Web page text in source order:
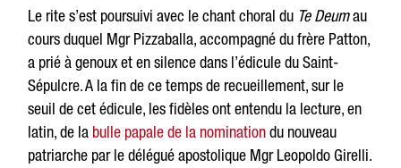
Le rite s’est poursuivi avec le chant choral du Te Deumau
cours duquel Mgr Pizzaballa, accompagné du frère Patton,
a prié à genoux et en silence dans l’édicule du Saint-
Sépulcre. A la fin de ce temps de recueillement, sur le
seuil de cet édicule, les fidèles ont entendu la lecture, en
latin, de la bulle papale de la nominationdu nouveau
patriarche par le délégué apostolique Mgr Leopoldo Girelli.